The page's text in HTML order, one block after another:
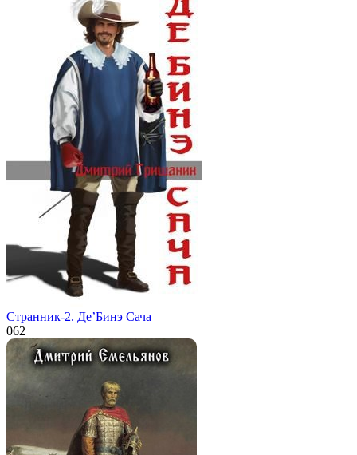
Странник-2. Де’Бинэ Сача
062